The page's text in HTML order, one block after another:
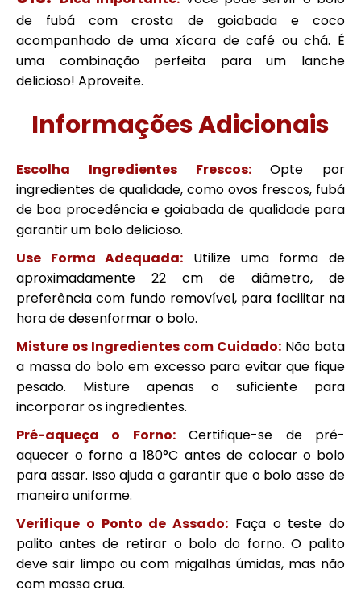
de fubá com crosta de goiabada e coco
acompanhado de uma xícara de café ou chá. É
uma combinação perfeita para um lanche
delicioso! Aproveite.
Informações Adicionais
Escolha Ingredientes Frescos:Opte por
ingredientes de qualidade, como ovos frescos, fubá
de boa procedência e goiabada de qualidade para
garantir um bolo delicioso.
Use Forma Adequada: Utilize uma forma de
aproximadamente 22 cm de diâmetro, de
preferência com fundo removível, para facilitar na
hora de desenformar o bolo.
Misture os Ingredientes com Cuidado: Não bata
a massa do bolo em excesso para evitar que fique
pesado. Misture apenas o suficiente para
incorporar os ingredientes.
Pré-aqueça o Forno:Certifique-se de pré-
aquecer o forno a 180°C antes de colocar o bolo
para assar. Isso ajuda a garantir que o bolo asse de
maneira uniforme.
Verifique o Ponto de Assado: Faça o teste do
palito antes de retirar o bolo do forno. O palito
deve sair limpo ou com migalhas úmidas, mas não
com massa crua.